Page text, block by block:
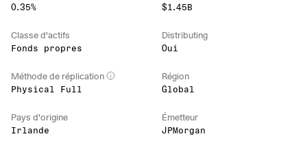
0.35%
$1.45B
Classe d'actifs
Fonds propres
Distributing
Oui
Méthode de réplication
Physical Full
Région
Global
Pays d'origine
Irlande
Émetteur
JPMorgan